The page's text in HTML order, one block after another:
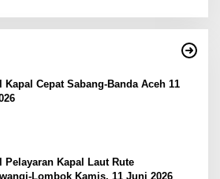
Kapal Cepat Sabang-Banda Aceh 11
Pelayaran Kapal Laut Rute
Lombok Kamis, 11 Juni 2026